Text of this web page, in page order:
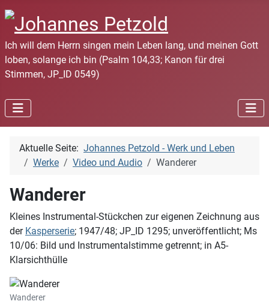
Ich will dem Herrn singen mein Leben lang, und meinen Gott
loben, solange ich bin (Psalm 104,33; Kanon für drei
Stimmen, JP_ID 0549)
Aktuelle Seite: Johannes Petzold - Werk und Leben
Werke
Video und Audio Wanderer
Wanderer
Kleines Instrumental-Stückchen zur eigenen Zeichnung aus
der Kasperserie; 1947/48; JP_ID 1295; unveröffentlicht; Ms
10/06: Bild und Instrumentalstimme getrennt; in A5-
Klarsichthülle
Wanderer